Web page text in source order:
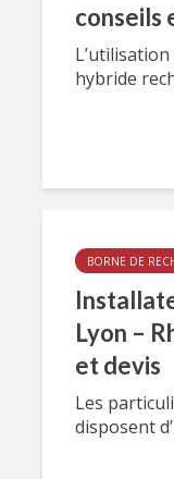
conseils
hybride
BORNE DE
Lyon –
et devis
Les
disposent